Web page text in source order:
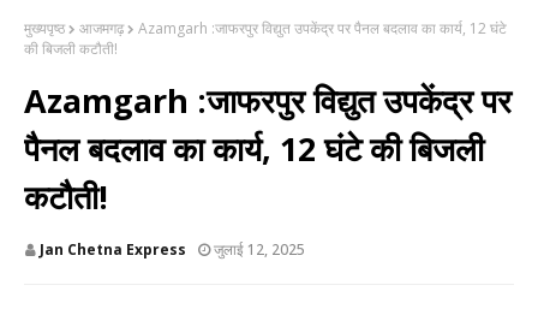
मुख्यपृष्ठ आजमगढ़
Azamgarh :जाफरपुर विद्युत उपकेंद्र पर पैनल बदलाव का कार्य, 12 घंटे
की बिजली कटौती!
Azamgarh :जाफरपुर विद्युत उपकेंद्र पर
पैनल बदलाव का कार्य, 12 घंटे की बिजली
कटौती!
Jan Chetna Express जुलाई 12, 2025